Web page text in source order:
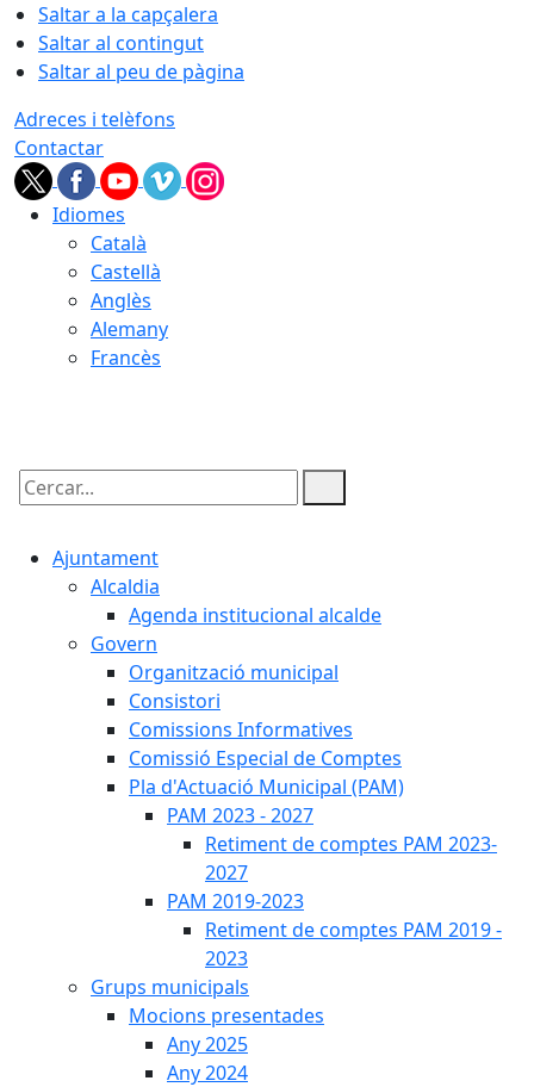
Saltar a la capçalera
Saltar al contingut
Saltar al peu de pàgina
Adreces i telèfons
Contactar
Idiomes
Català
Castellà
Anglès
Alemany
Francès
Cercar:
Ajuntament
Alcaldia
Agenda institucional alcalde
Govern
Organització municipal
Consistori
Comissions Informatives
Comissió Especial de Comptes
Pla d'Actuació Municipal (PAM)
PAM 2023 - 2027
Retiment de comptes PAM 2023-
2027
PAM 2019-2023
Retiment de comptes PAM 2019 -
2023
Grups municipals
Mocions presentades
Any 2025
Any 2024